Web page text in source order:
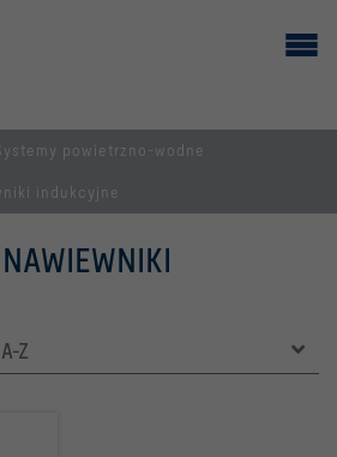
powietrzno-wodne
indukcyjne
Z